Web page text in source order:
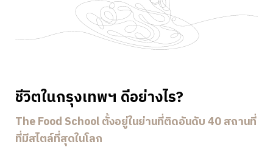
ชีวิตในกรุงเทพฯ ดีอย่างไร?
The Food School ตั้งอยู่ในย่านที่ติดอันดับ 40 สถานที่
ที่มีสไตล์ที่สุดในโลก